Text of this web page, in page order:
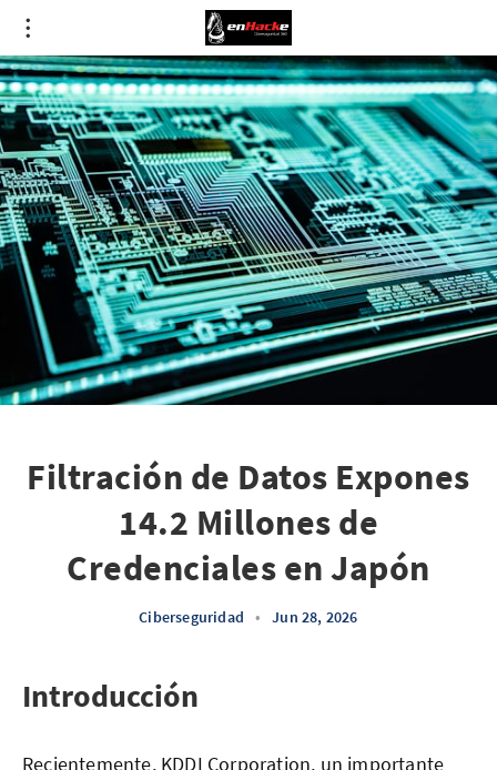
Filtración de Datos Expones
14.2 Millones de
Credenciales en Japón
Ciberseguridad • Jun 28, 2026
Introducción
Recientemente, KDDI Corporation, un importante